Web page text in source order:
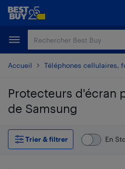
Passer
principal
Passer
Accueil Téléphones cellulaires,
Protecteurs d'écran
de Samsung
Passer aux résultats
Trier & filtrer
En